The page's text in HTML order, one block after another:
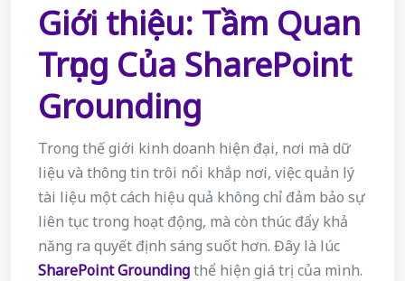
Giới thiệu: Tầm Quan
Trọng Của SharePoint
Grounding
Trong thế giới kinh doanh hiện đại, nơi mà dữ
liệu và thông tin trôi nổi khắp nơi, việc quản lý
tài liệu một cách hiệu quả không chỉ đảm bảo sự
liên tục trong hoạt động, mà còn thúc đẩy khả
năng ra quyết định sáng suốt hơn. Đây là lúc
SharePoint Groundingthể hiện giá trị của mình.